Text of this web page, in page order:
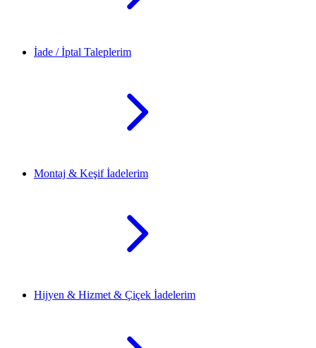
İade / İptal Taleplerim
Montaj & Keşif İadelerim
Hijyen & Hizmet & Çiçek İadelerim